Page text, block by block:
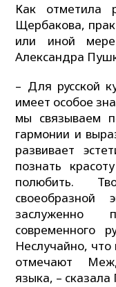
Как отметила
Щербакова,
или иной
Александра
– Для русской
имеет особое
мы связываем
гармонии и
развивает
познать
полюбить.
своеобразной
заслуженно
современного
Неслучайно,
отмечают
языка, –